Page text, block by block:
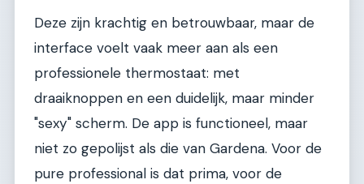
Deze zijn krachtig en betrouwbaar, maar de
interface voelt vaak meer aan als een
professionele thermostaat: met
draaiknoppen en een duidelijk, maar minder
"sexy" scherm. De app is functioneel, maar
niet zo gepolijst als die van Gardena. Voor de
pure professional is dat prima, voor de